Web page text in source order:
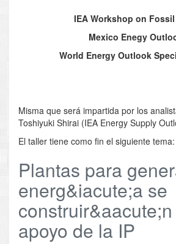
IEA Workshop on
Mexico Enegy
World Energy Outlook
Misma que será impartida por los
Toshiyuki Shirai (IEA Energy Supply
El taller tiene como fin el siguiente tema:
Plantas para
energ&iacute;a se
apoyo de la IP